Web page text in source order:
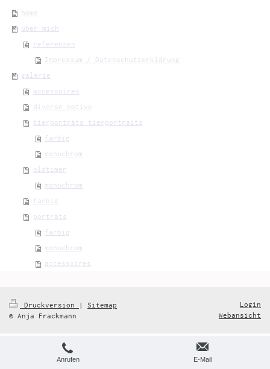
home
über mich
referenzen
Impressum / Datenschutzerklärung
galerie
accessoires
diverse motive
tierporträts tierportraits
farbig
monochrom
oldtimer
monochrom
farbig
porträts
farbig
monochrom
accessoires
Druckversion |
Sitemap
© Anja Frackmann
Login
Webansicht
Anrufen E-Mail